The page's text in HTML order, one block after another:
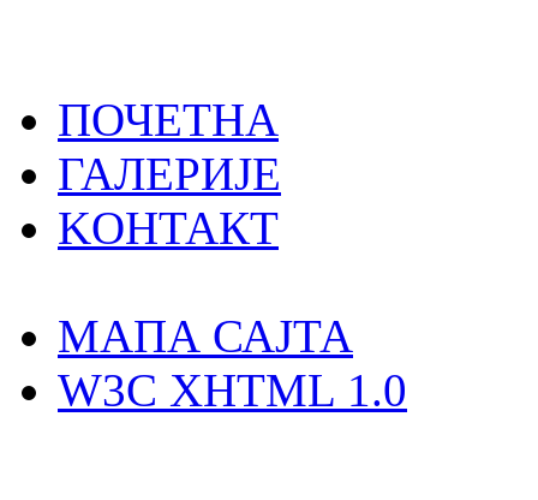
ПОЧЕТНА
ГАЛЕРИЈЕ
KOНТАКТ
MAПА САЈТА
W3C XHTML 1.0